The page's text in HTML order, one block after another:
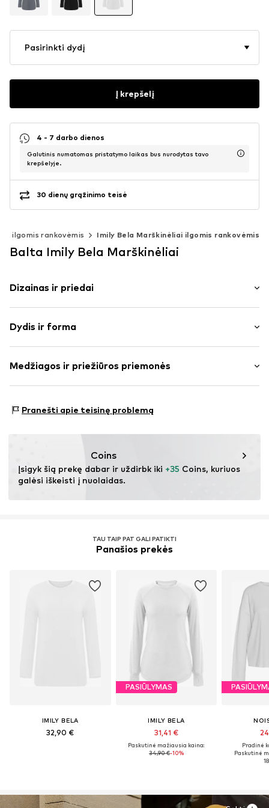
Pasirinkti dydį
Į krepšelį
4 - 7 darbo dienos
Galutinis numatomas pristatymo laikas bus nurodytas tavo
krepšelyje.
30 dienų grąžinimo teisė
ilgomis rankovėmis Imily Bela Marškinėliai ilgomis rankovėmis
Balta Imily Bela Marškinėliai
Dizainas ir priedai
plonas trikotažas
Apskrita kaklo iškirptė
Pailginta užpakalinė dalis
Prekės Nr. IBE0222001000001
Dydis ir forma
Ilgis: Normalaus ilgio
Pritaikomumas: Laisva forma
Dydžių lentelė
Medžiagos ir priežiūros priemonės
Pranešti apie teisinę problemą
Coins
Įsigyk šią prekę dabar ir uždirbk iki +35 Coins, kuriuos
galėsi iškeisti į nuolaidas.
TAU TAIP PAT GALI PATIKTI
Panašios prekės
IMILY BELA
32,90 €
PASIŪLYMAS
IMILY BELA
31,41 €
Paskutinė mažiausia kaina:
34,90 €-10%
Pradinė
Paskutinė